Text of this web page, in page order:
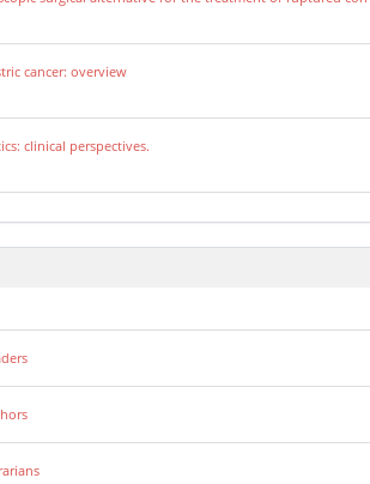
cancer: overview
clinical perspectives.